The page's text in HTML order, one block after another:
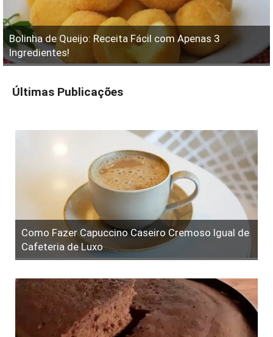
Bolinha de Queijo: Receita Fácil com Apenas 3
Ingredientes!
Últimas Publicações
Como Fazer Capuccino Caseiro Cremoso Igual de
Cafeteria de Luxo